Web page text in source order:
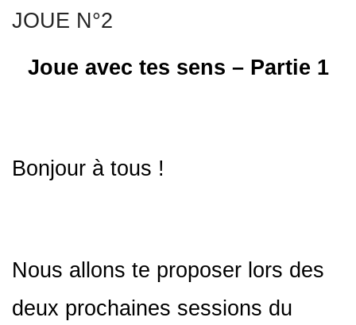
JOUE N°2
Joue avec tes sens – Partie 1
Bonjour à tous !
Nous allons te proposer lors des
deux prochaines sessions du